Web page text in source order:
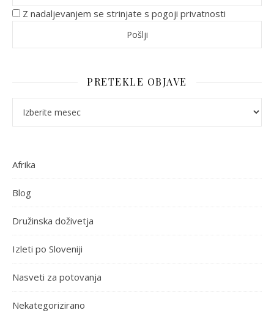
Z nadaljevanjem se strinjate s pogoji privatnosti
PRETEKLE OBJAVE
Afrika
Blog
Družinska doživetja
Izleti po Sloveniji
Nasveti za potovanja
Nekategorizirano